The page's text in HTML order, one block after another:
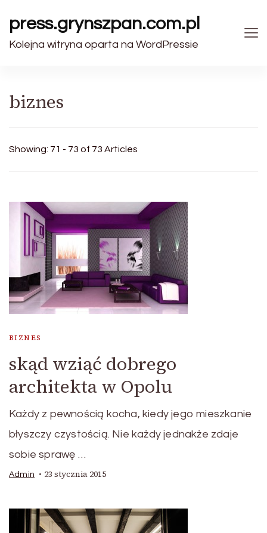
press.grynszpan.com.pl
Kolejna witryna oparta na WordPressie
biznes
Showing: 71 - 73 of 73 Articles
BIZNES
skąd wziąć dobrego
architekta w Opolu
Każdy z pewnością kocha, kiedy jego mieszkanie
błyszczy czystością. Nie każdy jednakże zdaje
sobie sprawę …
Admin 23 stycznia 2015